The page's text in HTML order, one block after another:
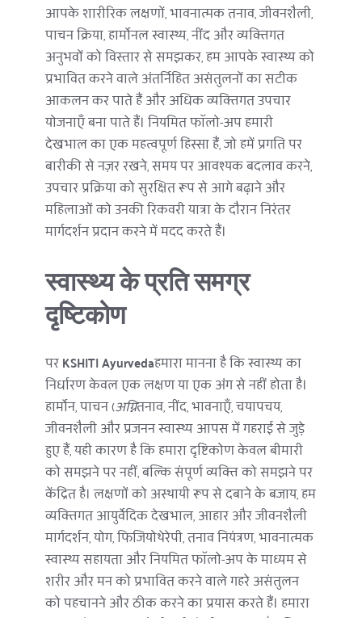
आपके शारीरिक लक्षणों, भावनात्मक तनाव, जीवनशैली,
पाचन क्रिया, हार्मोनल स्वास्थ्य, नींद और व्यक्तिगत
अनुभवों को विस्तार से समझकर, हम आपके स्वास्थ्य को
प्रभावित करने वाले अंतर्निहित असंतुलनों का सटीक
आकलन कर पाते हैं और अधिक व्यक्तिगत उपचार
योजनाएँ बना पाते हैं। नियमित फॉलो-अप हमारी
देखभाल का एक महत्वपूर्ण हिस्सा हैं, जो हमें प्रगति पर
बारीकी से नज़र रखने, समय पर आवश्यक बदलाव करने,
उपचार प्रक्रिया को सुरक्षित रूप से आगे बढ़ाने और
महिलाओं को उनकी रिकवरी यात्रा के दौरान निरंतर
मार्गदर्शन प्रदान करने में मदद करते हैं।
स्वास्थ्य के प्रति समग्र
दृष्टिकोण
पर KSHITI Ayurvedaहमारा मानना है कि स्वास्थ्य का
निर्धारण केवल एक लक्षण या एक अंग से नहीं होता है।
हार्मोन, पाचन (अग्नितनाव, नींद, भावनाएँ, चयापचय,
जीवनशैली और प्रजनन स्वास्थ्य आपस में गहराई से जुड़े
हुए हैं, यही कारण है कि हमारा दृष्टिकोण केवल बीमारी
को समझने पर नहीं, बल्कि संपूर्ण व्यक्ति को समझने पर
केंद्रित है। लक्षणों को अस्थायी रूप से दबाने के बजाय, हम
व्यक्तिगत आयुर्वेदिक देखभाल, आहार और जीवनशैली
मार्गदर्शन, योग, फिजियोथेरेपी, तनाव नियंत्रण, भावनात्मक
स्वास्थ्य सहायता और नियमित फॉलो-अप के माध्यम से
शरीर और मन को प्रभावित करने वाले गहरे असंतुलन
को पहचानने और ठीक करने का प्रयास करते हैं। हमारा